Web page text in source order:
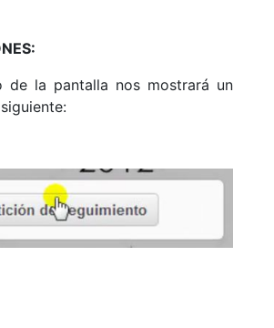
de la pantalla nos mostrará un